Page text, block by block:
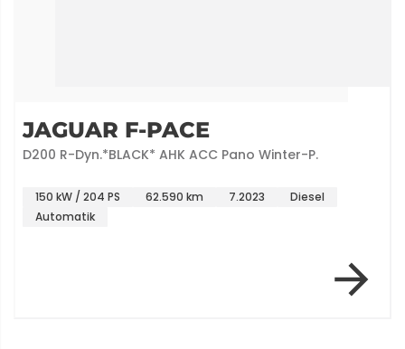
JAGUAR F-PACE
D200 R-Dyn.*BLACK* AHK ACC Pano Winter-P.
150 kW / 204 PS 62.590 km 7.2023
Diesel
Automatik